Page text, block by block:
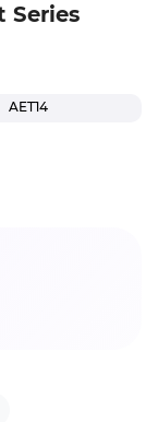
Series
AET14